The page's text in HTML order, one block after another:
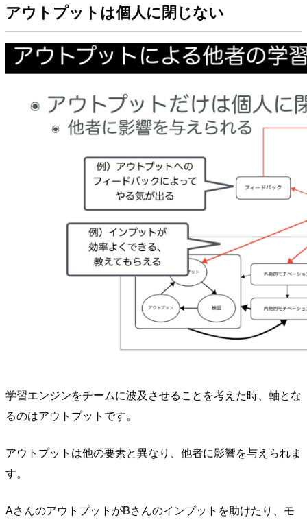
アウトプットは個人に閉じない
学習エンジンをチームに波及させることを考えた時、軸とな
るのはアウトプットです。
アウトプットは他の要素と異なり、他者に影響を与えられま
す。
AさんのアウトプットがBさんのインプットを助けたり、モ